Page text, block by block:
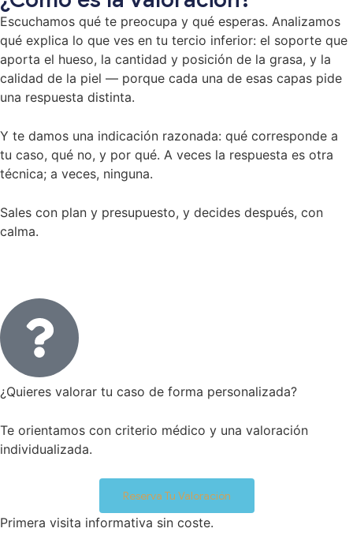
Escuchamos qué te preocupa y qué esperas. Analizamos
qué explica lo que ves en tu tercio inferior: el soporte que
aporta el hueso, la cantidad y posición de la grasa, y la
calidad de la piel — porque cada una de esas capas pide
una respuesta distinta.
Y te damos una indicación razonada: qué corresponde a
tu caso, qué no, y por qué. A veces la respuesta es otra
técnica; a veces, ninguna.
Sales con plan y presupuesto, y decides después, con
calma.
¿Quieres valorar tu caso de forma personalizada?
Te orientamos con criterio médico y una valoración
individualizada.
Reserva Tu Valoración
Primera visita informativa sin coste.